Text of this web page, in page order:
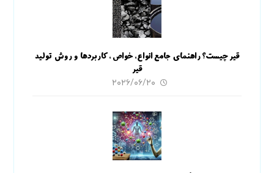
قیر چیست؟ راهنمای جامع انواع، خواص، کاربردها و روش تولید
قیر
۲۰۲۶/۰۶/۲۰